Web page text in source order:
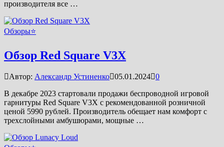
производителя все …
Обзоры⭐
Обзор Red Square V3X
Автор: Александр Устиненко 05.01.2024 0
В декабре 2023 стартовали продажи беспроводной игровой
гарнитуры Red Square V3X с рекомендованной розничной
ценой 5990 рублей. Производитель обещает нам комфорт с
трехслойными амбушюрами, мощные …